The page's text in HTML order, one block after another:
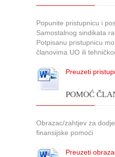
Popunite pristupnicu i
Samostalnog sindikata
Potpisanu pristupnicu
članovima UO ili
Preuzeti
POMOĆ
Obrazac/zahtjev za
finansijske pomoći
Preuzeti